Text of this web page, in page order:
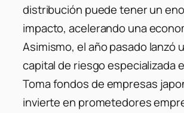
distribución puede tener un
impacto, acelerando una
Asimismo, el año pasado lanzó
capital de riesgo especializada
Toma fondos de empresas
invierte en prometedores